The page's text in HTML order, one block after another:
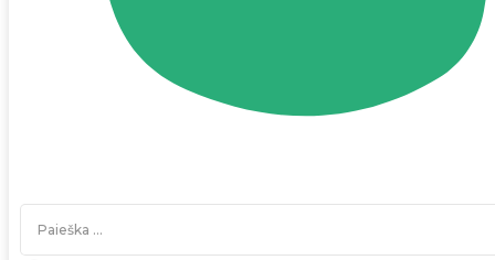
Search